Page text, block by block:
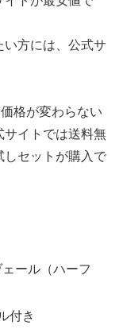
方には、公式サ
格が変わらない
サイトでは送料無
しセットが購入で
ール（ハーフ
付き